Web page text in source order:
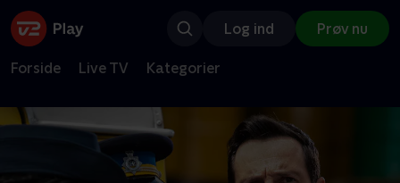
Log ind Prøv nu
Forside Live TV Kategorier